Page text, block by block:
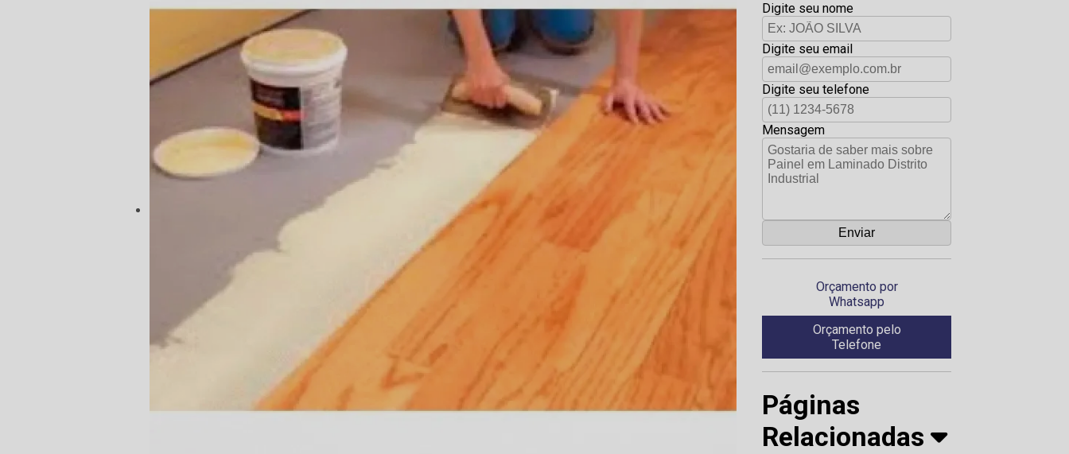
Digite seu nome
Digite seu email
Digite seu telefone
Mensagem
Orçamento por
Whatsapp
Orçamento pelo
Telefone
Páginas
Relacionadas